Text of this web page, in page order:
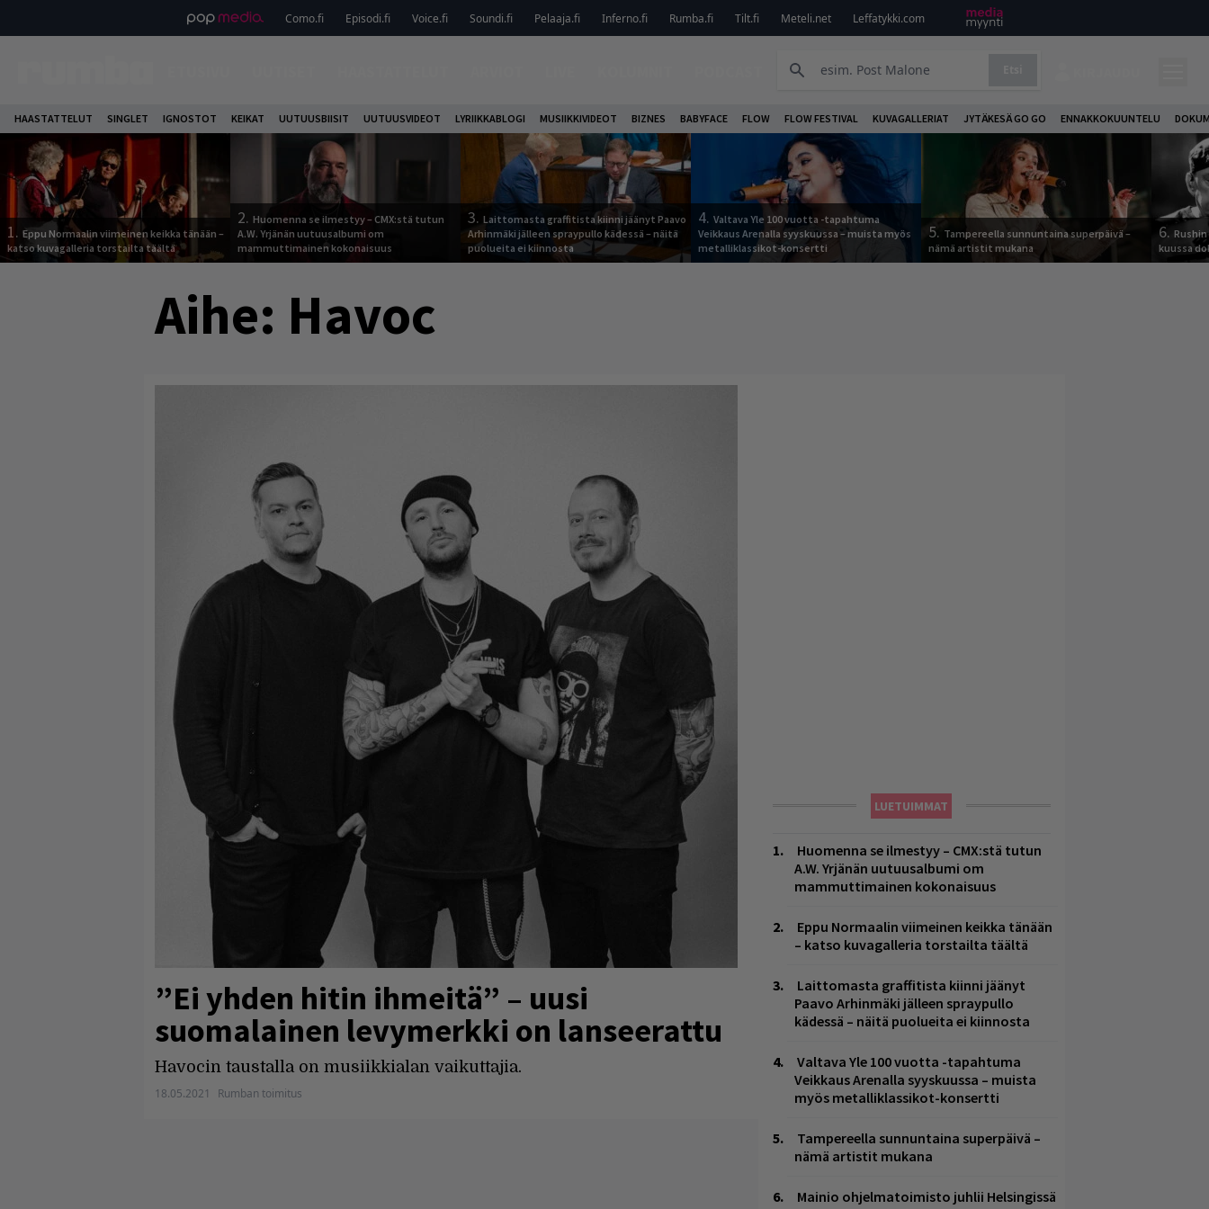
Como.fi Episodi.fi Voice.fi Soundi.fi Pelaaja.fi Inferno.fi Rumba.fi Tilt.fi Meteli.net Leffatykki.com
HAASTATTELUT SINGLET IGNOSTOT KEIKAT UUTUUSBIISIT UUTUUSVIDEOT LYRIIKKABLOGI MUSIIKKIVIDEOT BIZNES BABYFACE FLOW FLOW FESTIVAL KUVAGALLERIAT JYTÄKESÄ GO GO ENNAKKOKUUNTELU
1. Eppu Normaalin viimeinen keikka tänään –
katso kuvagalleria torstailta täältä
2. Huomenna se ilmestyy – CMX:stä tutun
A.W. Yrjänän uutuusalbumi om
mammuttimainen kokonaisuus
3. Laittomasta graffitista kiinni jäänyt Paavo
Arhinmäki jälleen spraypullo kädessä – näitä
puolueita ei kiinnosta
4. Valtava Yle 100 vuotta -tapahtuma
Veikkaus Arenalla syyskuussa – muista myös
metalliklassikot-konsertti
5. Tampereella sunnuntaina superpäivä –
nämä artistit mukana
6.
kuussa
Aihe: Havoc
”Ei yhden hitin ihmeitä” – uusi
suomalainen levymerkki on lanseerattu
Havocin taustalla on musiikkialan vaikuttajia.
18.05.2021 Rumban toimitus
LUETUIMMAT
Huomenna se ilmestyy – CMX:stä tutun
A.W. Yrjänän uutuusalbumi om
mammuttimainen kokonaisuus
Eppu Normaalin viimeinen keikka tänään
– katso kuvagalleria torstailta täältä
Laittomasta graffitista kiinni jäänyt
Paavo Arhinmäki jälleen spraypullo
kädessä – näitä puolueita ei kiinnosta
Valtava Yle 100 vuotta -tapahtuma
Veikkaus Arenalla syyskuussa – muista
myös metalliklassikot-konsertti
Tampereella sunnuntaina superpäivä –
nämä artistit mukana
Mainio ohjelmatoimisto juhlii Helsingissä